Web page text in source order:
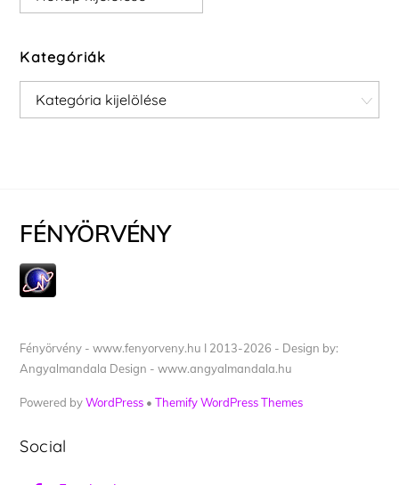
Kategóriák
Kategóriák
FÉNYÖRVÉNY
Fényörvény - www.fenyorveny.hu I 2013-2026 - Design by:
Angyalmandala Design - www.angyalmandala.hu
Powered byWordPress •Themify WordPress Themes
Social